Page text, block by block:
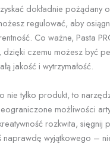
dokładnie pożądany
regulować, aby
Co ważne, Pasta
dzięki czemu możesz być
jakość i wytrzymałość.
nie tylko produkt, to
możliwości
rozkwita, sięgnij
wyjątkowego –